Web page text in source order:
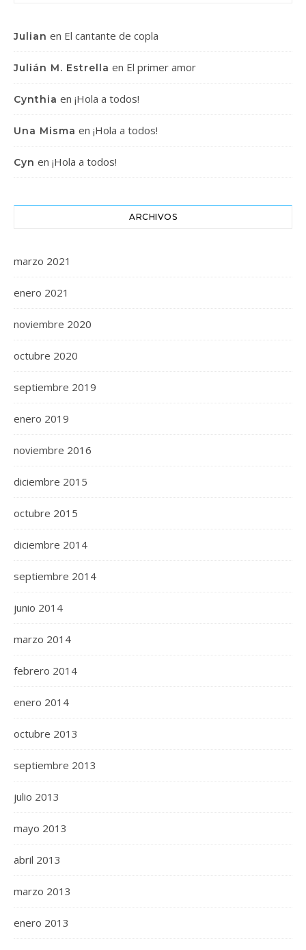
Julian en El cantante de copla
Julián M. Estrella en El primer amor
Cynthia en ¡Hola a todos!
Una Misma en ¡Hola a todos!
Cyn en ¡Hola a todos!
ARCHIVOS
marzo 2021
enero 2021
noviembre 2020
octubre 2020
septiembre 2019
enero 2019
noviembre 2016
diciembre 2015
octubre 2015
diciembre 2014
septiembre 2014
junio 2014
marzo 2014
febrero 2014
enero 2014
octubre 2013
septiembre 2013
julio 2013
mayo 2013
abril 2013
marzo 2013
enero 2013